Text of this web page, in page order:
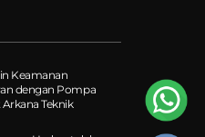
Keamanan
dengan Pompa
Teknik